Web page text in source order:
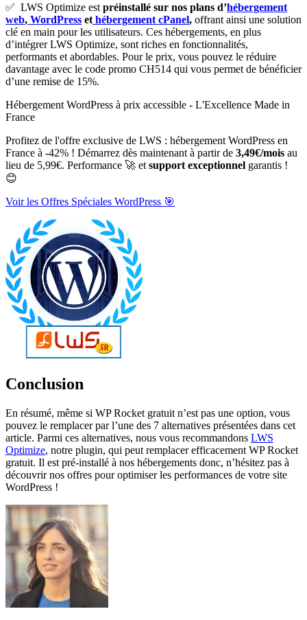
✅ LWS Optimize est préinstallé sur nos plans d’hébergement
web, WordPress et hébergement cPanel, offrant ainsi une solution
clé en main pour les utilisateurs. Ces hébergements, en plus
d’intégrer LWS Optimize, sont riches en fonctionnalités,
performants et abordables. Pour le prix, vous pouvez le réduire
davantage avec le code promo CH514 qui vous permet de bénéficier
d’une remise de 15%.
Hébergement WordPress à prix accessible - L'Excellence Made in
France
Profitez de l'offre exclusive de LWS : hébergement WordPress en
France à -42% ! Démarrez dès maintenant à partir de 3,49€/mois au
lieu de 5,99€. Performance 🚀 et support exceptionnel garantis !
😊
Voir les Offres Spéciales WordPress 🎯
Conclusion
En résumé, même si WP Rocket gratuit n’est pas une option, vous
pouvez le remplacer par l’une des 7 alternatives présentées dans cet
article. Parmi ces alternatives, nous vous recommandons LWS
Optimize, notre plugin, qui peut remplacer efficacement WP Rocket
gratuit. Il est pré-installé à nos hébergements donc, n’hésitez pas à
découvrir nos offres pour optimiser les performances de votre site
WordPress !